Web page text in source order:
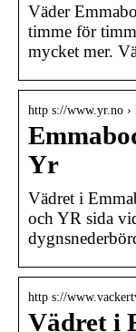
Väder
timme för
mycket mer.
http s://www.yr.no ›
Yr
Vädret i
och YR sida
http s://
Vädret i